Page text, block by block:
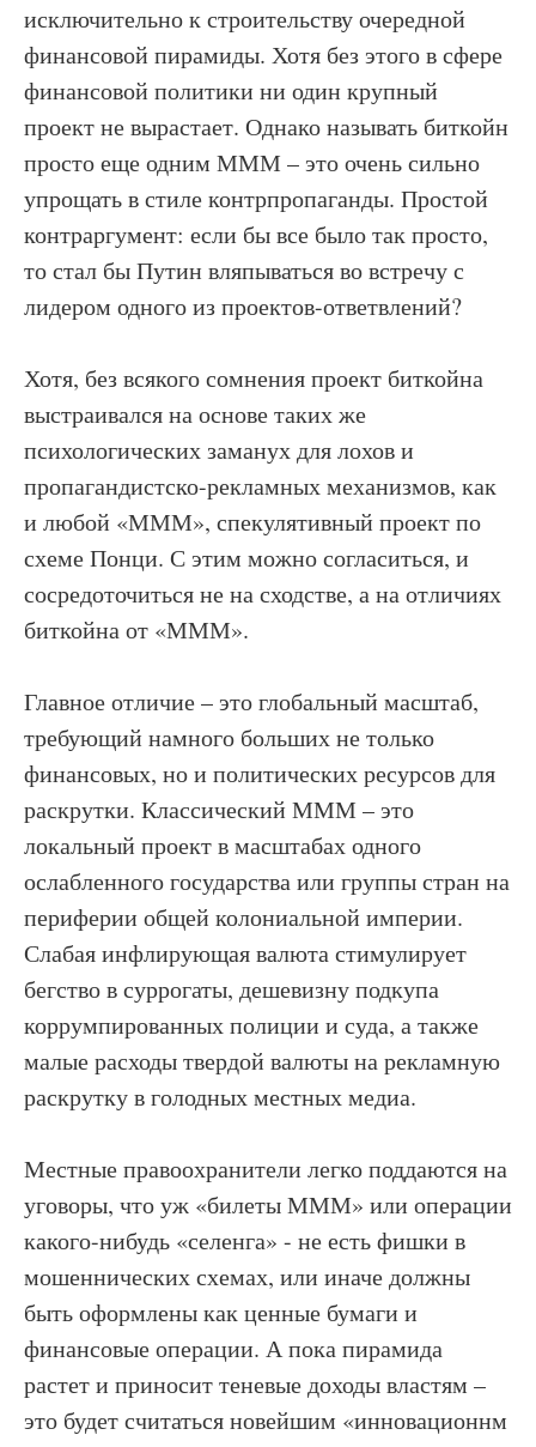
исключительно к строительству очередной
финансовой пирамиды. Хотя без этого в сфере
финансовой политики ни один крупный
проект не вырастает. Однако называть биткойн
просто еще одним МММ – это очень сильно
упрощать в стиле контрпропаганды. Простой
контраргумент: если бы все было так просто,
то стал бы Путин вляпываться во встречу с
лидером одного из проектов-ответвлений?
Хотя, без всякого сомнения проект биткойна
выстраивался на основе таких же
психологических заманух для лохов и
пропагандистско-рекламных механизмов, как
и любой «МММ», спекулятивный проект по
схеме Понци. С этим можно согласиться, и
сосредоточиться не на сходстве, а на отличиях
биткойна от «МММ».
Главное отличие – это глобальный масштаб,
требующий намного больших не только
финансовых, но и политических ресурсов для
раскрутки. Классический МММ – это
локальный проект в масштабах одного
ослабленного государства или группы стран на
периферии общей колониальной империи.
Слабая инфлирующая валюта стимулирует
бегство в суррогаты, дешевизну подкупа
коррумпированных полиции и суда, а также
малые расходы твердой валюты на рекламную
раскрутку в голодных местных медиа.
Местные правоохранители легко поддаются на
уговоры, что уж «билеты МММ» или операции
какого-нибудь «селенга» - не есть фишки в
мошеннических схемах, или иначе должны
быть оформлены как ценные бумаги и
финансовые операции. А пока пирамида
растет и приносит теневые доходы властям –
это будет считаться новейшим «инновационнм